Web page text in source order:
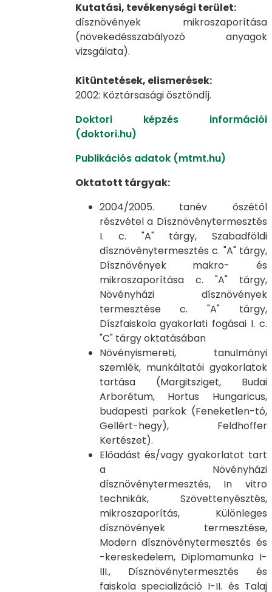
Kutatási, tevékenységi terület:
dísznövények mikroszaporítása
(növekedésszabályozó anyagok
vizsgálata).
Kitüntetések, elismerések:
2002: Köztársasági ösztöndíj.
Doktori képzés információi
(doktori.hu)
Publikációs adatok (mtmt.hu)
Oktatott tárgyak:
2004/2005. tanév őszétől
részvétel a Dísznövénytermesztés
I. c. "A" tárgy, Szabadföldi
dísznövénytermesztés c. "A" tárgy,
Dísznövények makro- és
mikroszaporítása c. "A" tárgy,
Növényházi dísznövények
termesztése c. "A" tárgy,
Díszfaiskola gyakorlati fogásai I. c.
"C" tárgy oktatásában
Növényismereti, tanulmányi
szemlék, munkáltatói gyakorlatok
tartása (Margitsziget, Budai
Arborétum, Hortus Hungaricus,
budapesti parkok (Feneketlen-tó,
Gellért-hegy), Feldhoffer
Kertészet).
Előadást és/vagy gyakorlatot tart
a Növényházi
dísznövénytermesztés, In vitro
technikák, Szövettenyésztés,
mikroszaporítás, Különleges
dísznövények termesztése,
Modern dísznövénytermesztés és
-kereskedelem, Diplomamunka I-
III., Dísznövénytermesztés és
faiskola specializáció I-II. és Talaj